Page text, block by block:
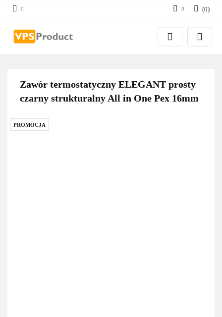
Zaloguj się
Zarejestruj się
(0)
Zawór termostatyczny ELEGANT prosty
czarny strukturalny All in One Pex 16mm
PROMOCJA